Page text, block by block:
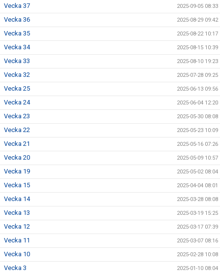
Vecka 37 2025-09-05 08:33
Vecka 36 2025-08-29 09:42
Vecka 35 2025-08-22 10:17
Vecka 34 2025-08-15 10:39
Vecka 33 2025-08-10 19:23
Vecka 32 2025-07-28 09:25
Vecka 25 2025-06-13 09:56
Vecka 24 2025-06-04 12:20
Vecka 23 2025-05-30 08:08
Vecka 22 2025-05-23 10:09
Vecka 21 2025-05-16 07:26
Vecka 20 2025-05-09 10:57
Vecka 19 2025-05-02 08:04
Vecka 15 2025-04-04 08:01
Vecka 14 2025-03-28 08:08
Vecka 13 2025-03-19 15:25
Vecka 12 2025-03-17 07:39
Vecka 11 2025-03-07 08:16
Vecka 10 2025-02-28 10:08
Vecka 3 2025-01-10 08:04